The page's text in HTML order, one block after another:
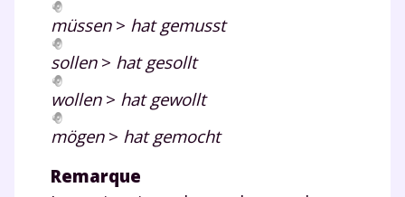
müssen> hat gemusst
sollen> hat gesollt
wollen> hat gewollt
mögen> hat gemocht
Remarque